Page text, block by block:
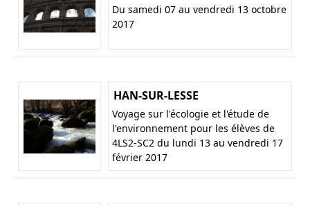
Du samedi 07 au vendredi 13 octobre
2017
HAN-SUR-LESSE
Voyage sur l'écologie et l'étude de
l'environnement pour les élèves de
4LS2-SC2 du lundi 13 au vendredi 17
février 2017